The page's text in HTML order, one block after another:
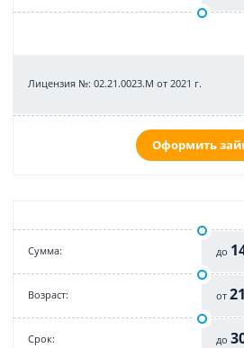
Лицензия №: 02.21.0023.M от 2021 г.
Оформить
Cумма: до
Возраст: от 21
Срок: до